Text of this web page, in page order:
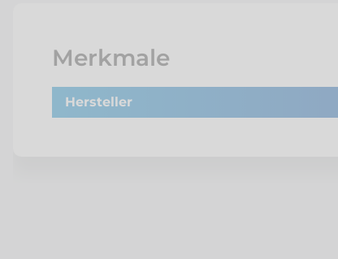
Merkmale
Hersteller